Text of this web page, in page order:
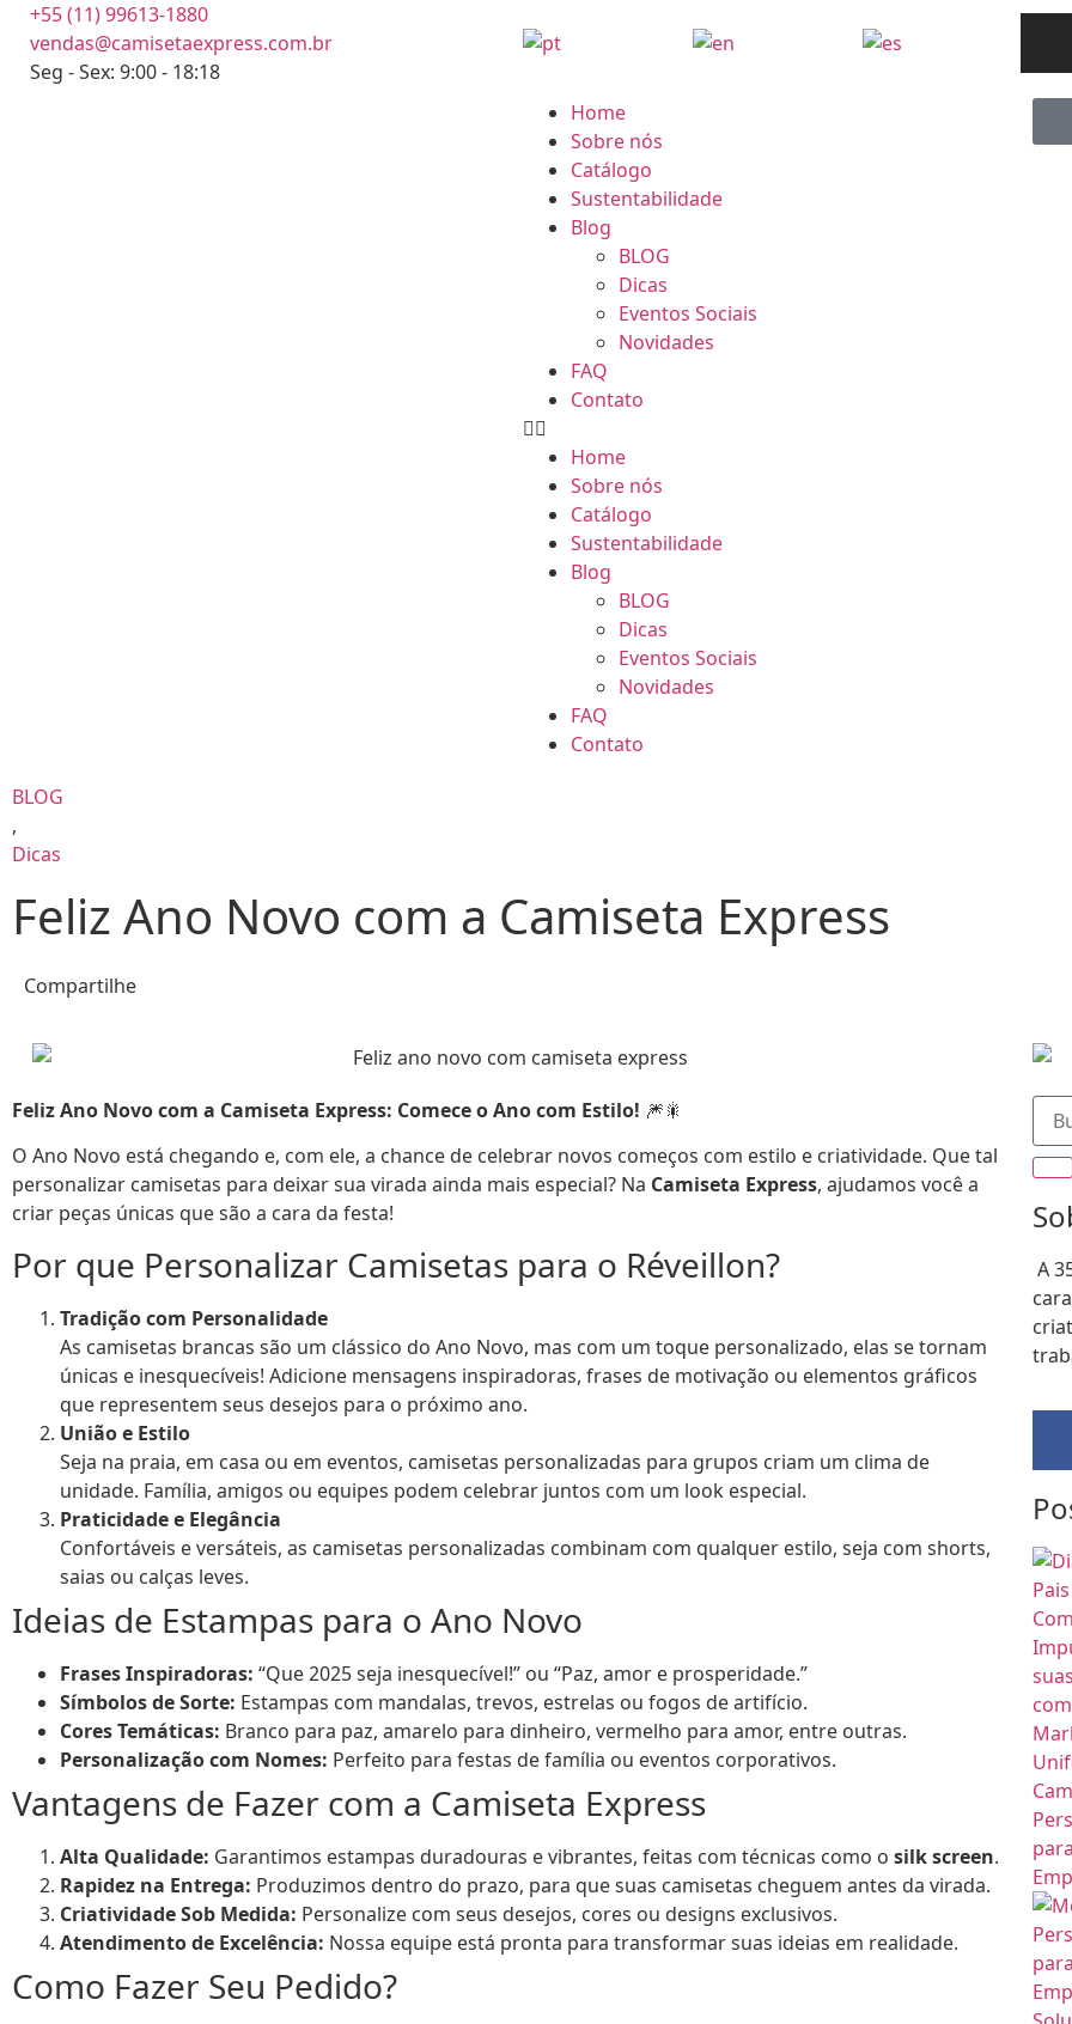
+55 (11) 99613-1880
vendas@camisetaexpress.com.br
Seg - Sex: 9:00 - 18:18
Home
Sobre nós
Catálogo
Sustentabilidade
Blog
BLOG
Dicas
Eventos Sociais
Novidades
FAQ
Contato
Home
Sobre nós
Catálogo
Sustentabilidade
Blog
BLOG
Dicas
Eventos Sociais
Novidades
FAQ
Contato
BLOG
,
Dicas
Feliz Ano Novo com a Camiseta Express
Compartilhe
Feliz Ano Novo com a Camiseta Express: Comece o Ano com Estilo! 🎆🎇
O Ano Novo está chegando e, com ele, a chance de celebrar novos começos com estilo e criatividade. Que tal
personalizar camisetas para deixar sua virada ainda mais especial? Na Camiseta Express, ajudamos você a
criar peças únicas que são a cara da festa!
Por que Personalizar Camisetas para o Réveillon?
Tradição com Personalidade
As camisetas brancas são um clássico do Ano Novo, mas com um toque personalizado, elas se tornam
únicas e inesquecíveis! Adicione mensagens inspiradoras, frases de motivação ou elementos gráficos
que representem seus desejos para o próximo ano.
União e Estilo
Seja na praia, em casa ou em eventos, camisetas personalizadas para grupos criam um clima de
unidade. Família, amigos ou equipes podem celebrar juntos com um look especial.
Praticidade e Elegância
Confortáveis e versáteis, as camisetas personalizadas combinam com qualquer estilo, seja com shorts,
saias ou calças leves.
Ideias de Estampas para o Ano Novo
Frases Inspiradoras: “Que 2025 seja inesquecível!” ou “Paz, amor e prosperidade.”
Símbolos de Sorte: Estampas com mandalas, trevos, estrelas ou fogos de artifício.
Cores Temáticas: Branco para paz, amarelo para dinheiro, vermelho para amor, entre outras.
Personalização com Nomes: Perfeito para festas de família ou eventos corporativos.
Vantagens de Fazer com a Camiseta Express
Alta Qualidade: Garantimos estampas duradouras e vibrantes, feitas com técnicas como o silk screen.
Rapidez na Entrega: Produzimos dentro do prazo, para que suas camisetas cheguem antes da virada.
Criatividade Sob Medida: Personalize com seus desejos, cores ou designs exclusivos.
Atendimento de Excelência: Nossa equipe está pronta para transformar suas ideias em realidade.
Como Fazer Seu Pedido?
A